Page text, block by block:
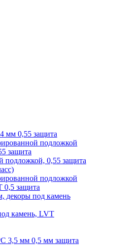
мм 0,55 защита
подложкой
защита
подложкой, 0,55 защита
подложкой
0,5 защита
декоры под камень
камень, LVT
3,5 мм 0,5 мм защита